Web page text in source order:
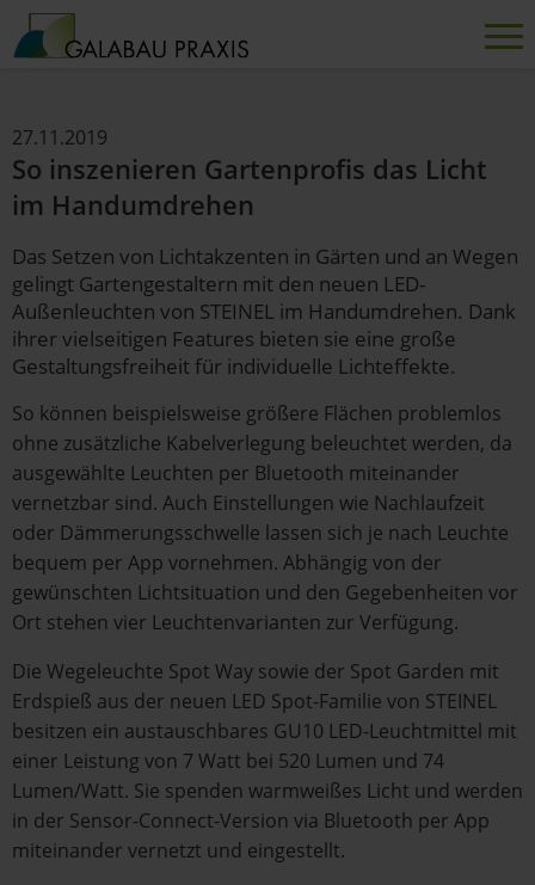
27.11.2019
So inszenieren Gartenprofis das Licht
im Handumdrehen
Das Setzen von Lichtakzenten in Gärten und an Wegen
gelingt Gartengestaltern mit den neuen LED-
Außenleuchten von STEINEL im Handumdrehen. Dank
ihrer vielseitigen Features bieten sie eine große
Gestaltungsfreiheit für individuelle Lichteffekte.
So können beispielsweise größere Flächen problemlos
ohne zusätzliche Kabelverlegung beleuchtet werden, da
ausgewählte Leuchten per Bluetooth miteinander
vernetzbar sind. Auch Einstellungen wie Nachlaufzeit
oder Dämmerungsschwelle lassen sich je nach Leuchte
bequem per App vornehmen. Abhängig von der
gewünschten Lichtsituation und den Gegebenheiten vor
Ort stehen vier Leuchtenvarianten zur Verfügung.
Die Wegeleuchte Spot Way sowie der Spot Garden mit
Erdspieß aus der neuen LED Spot-Familie von STEINEL
besitzen ein austauschbares GU10 LED-Leuchtmittel mit
einer Leistung von 7 Watt bei 520 Lumen und 74
Lumen/Watt. Sie spenden warmweißes Licht und werden
in der Sensor-Connect-Version via Bluetooth per App
miteinander vernetzt und eingestellt.